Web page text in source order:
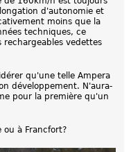
d'autonomie et
moins que la
techniques, ce
rechargeables vedettes
qu'une telle Ampera
développement. N'aura-
pour la première qu'un
ou à Francfort?